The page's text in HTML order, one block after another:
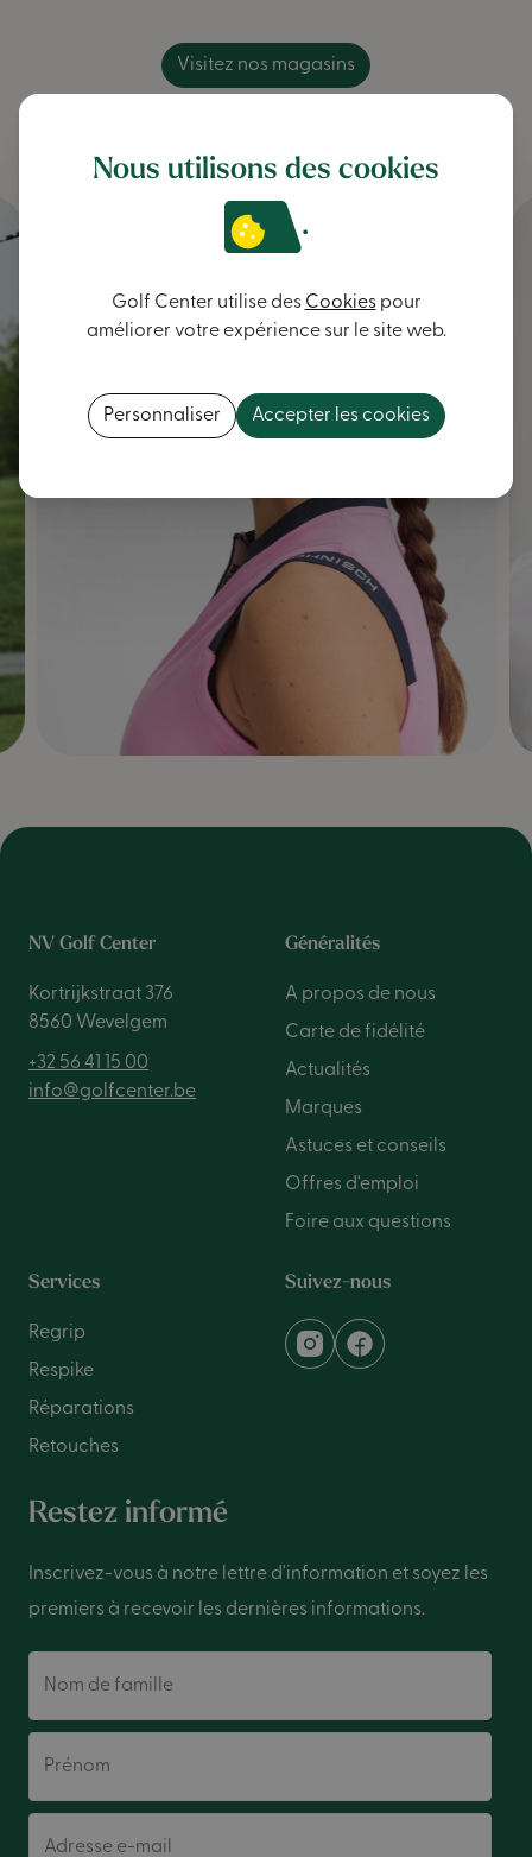
Visitez nos magasins
NV Golf Center
Kortrijkstraat 376
8560 Wevelgem
+32 56 41 15 00
info@golfcenter.be
Généralités
A propos de nous
Carte de fidélité
Actualités
Marques
Astuces et conseils
Offres d'emploi
Foire aux questions
Services
Regrip
Respike
Réparations
Retouches
Suivez-nous
Restez informé
Inscrivez-vous à notre lettre d'information et soyez les
premiers à recevoir les dernières informations.
Nom de famille
Prénom
Adresse e-mail
Nous utilisons des cookies
.
Golf Center utilise des Cookiespour
améliorer votre expérience sur le site web.
Personnaliser Accepter les cookies